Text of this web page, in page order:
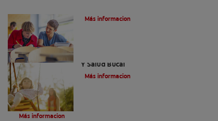
Más informacion
Y Salud Bucal
Más informacion
Diabetes y otros trastornos endocrinos
Más informacion